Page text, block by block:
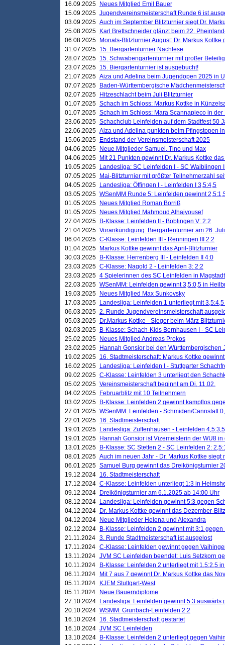
16.09.2025
Neues Mitglied Emil Bauer
15.09.2025 Jugendvereinsmeisterschaft Runde 6 ist
03.09.2025 Auch im September Blitzturnier siegt Dr.
25.08.2025
Karl Brettschneider glänzt beim 22.
06.08.2025
Monats-Blitzturnier August: Dr. Markus Kottke
31.07.2025 15. Biergartenturnier Nachlese
28.07.2025 15. Schwabengartenturnier mit großer
23.07.2025 15. Biergartenturnier ist ausgebucht!
21.07.2025 Aiza und Adelina beim Jugendopen 2025 in
07.07.2025
Baden-Württembergische
02.07.2025
Hitzeschlacht beim Juli Blitzturnier
01.07.2025 Schach im Schloss: Markus Kottke in
01.07.2025 Schach im Schloss: Mara Scannapieco in der
23.06.2025 Schachclub Leinfelden auf dem Stadtfest 50
22.06.2025 Aiza und Adelina punkten beim Pfingstopen
15.06.2025
Endstand der Vereinsmeisterschaft 2025
04.06.2025
Neue Mitglieder Samuel, Tino und Max
04.06.2025
Mit 21 Punkten gewinnt Dr. Markus Kottke
19.05.2025
Landesliga: SC Leinfelden I - SC Waiblingen
07.05.2025
Mai-Blitzturnier mit größter Teilnehmerzahl
04.05.2025
Landesliga: Öffingen I - Leinfelden I 3,5:4,5
03.05.2025 WSenMM Runde 5: Leinfelden gewinnt
01.05.2025
Neues Mitglied Roman Borriß
01.05.2025
Neues Mitglied Mahmoud Alhajyousef
27.04.2025
B-Klasse: Leinfelden II - Böblingen V: 2:2
21.04.2025 Vorankündigung: Biergartenturnier am 26. Juli
06.04.2025 C-Klasse: Leinfelden III - Renningen III 2:2
01.04.2025
Markus Kottke gewinnt das April-Blitzturnier
30.03.2025
B-Klasse: Herrenberg III - Leinfelden II 4:0
23.03.2025 C-Klasse: Nagold 2 - Leinfelden 3: 2:2
23.03.2025 4 Spielerinnen des SC Leinfelden in Magstadt
22.03.2025 WSenMM: Leinfelden gewinnt 3,5:0,5 in
19.03.2025
Neues Mitglied Max Sunkovsky
17.03.2025
Landesliga: Leinfelden 1 unterliegt mit
06.03.2025 2. Runde Jugendvereinsmeisterschaft
05.03.2025
Dr.Markus Kottke - Sieger beim März
02.03.2025
B-Klasse: Schach-Kids Bernhausen I - SC
25.02.2025
Neues Mitglied Andreas Prokos
23.02.2025
Hannah Gonsior bei den Württembergischen
19.02.2025 16. Stadtmeisterschaft: Markus Kottke
16.02.2025
Landesliga: Leinfelden I - Stuttgarter
09.02.2025 C-Klasse: Leinfelden 3 unterliegt den
05.02.2025 Vereinsmeisterschaft beginnt am Di, 11.02.
04.02.2025
Februarblitz mit 10 Teilnehmern
03.02.2025
B-Klasse: Leinfelden 2 gewinnt kampflos
27.01.2025 WSenMM: Leinfelden - Schmiden/Cannstatt
22.01.2025 16. Stadtmeisterschaft
19.01.2025
Landesliga: Zuffenhausen - Leinfelden 4,5:3,5
19.01.2025
Hannah Gonsior ist Vizemeisterin der WU8 in
13.01.2025
B-Klasse: SC Stetten 2 - SC Leinfelden 2:
08.01.2025 Auch im neuen Jahr - Dr. Markus Kottke
06.01.2025 Samuel Burg gewinnt das Dreikönigsturnier
19.12.2024 16. Stadtmeisterschaft
17.12.2024 C-Klasse: Leinfelden unterliegt 1:3 in
09.12.2024
Dreikönigsturnier am 6.1.2025 ab 14:00 Uhr
08.12.2024
Landesliga: Leinfelden gewinnt 5:3 gegen
04.12.2024
Dr. Markus Kottke gewinnt das Dezember-
04.12.2024
Neue Mitglieder Helena und Alexandra
02.12.2024
B-Klasse: Leinfelden 2 gewinnt mit 3:1
21.11.2024 3. Runde Stadtmeisterschaft ist ausgelost
17.11.2024 C-Klasse: Leinfelden gewinnt gegen
13.11.2024 JVM SC Leinfelden beendet: Luis Setzkorn
10.11.2024
B-Klasse: Leinfelden 2 unterliegt mit 1,5;2,5
06.11.2024
Mit 7 aus 7 gewinnt Dr. Markus Kottke das
05.11.2024
KJEM Stuttgart-West
05.11.2024
Neue Bauerndiplome
27.10.2024
Landesliga: Leinfelden gewinnt 5:3 auswärts
20.10.2024 WSMM: Grunbach-Leinfelden 2:2
16.10.2024 16. Stadtmeisterschaft gestartet
16.10.2024 JVM SC Leinfelden
13.10.2024
B-Klasse: Leinfelden 2 unterliegt gegen